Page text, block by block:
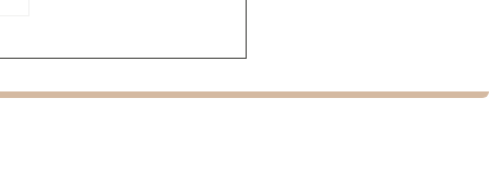
festival de cinema